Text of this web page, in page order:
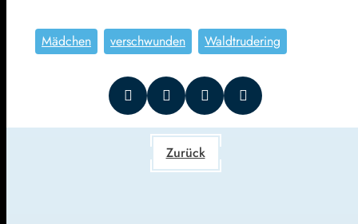
Mädchen verschwunden Waldtrudering
Zurück